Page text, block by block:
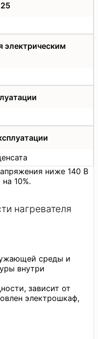
электрическим
ниже 140 В
10%.
нагревателя
среды и
внутри
зависит от
электрошкаф,